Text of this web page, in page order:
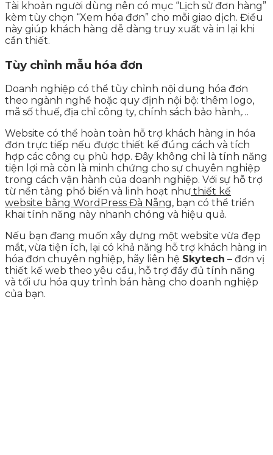
Tài khoản người dùng nên có mục “Lịch sử đơn hàng”
kèm tùy chọn “Xem hóa đơn” cho mỗi giao dịch. Điều
này giúp khách hàng dễ dàng truy xuất và in lại khi
cần thiết.
Tùy chỉnh mẫu hóa đơn
Doanh nghiệp có thể tùy chỉnh nội dung hóa đơn
theo ngành nghề hoặc quy định nội bộ: thêm logo,
mã số thuế, địa chỉ công ty, chính sách bảo hành,…
Website có thể hoàn toàn hỗ trợ khách hàng in hóa
đơn trực tiếp nếu được thiết kế đúng cách và tích
hợp các công cụ phù hợp. Đây không chỉ là tính năng
tiện lợi mà còn là minh chứng cho sự chuyên nghiệp
trong cách vận hành của doanh nghiệp. Với sự hỗ trợ
từ nền tảng phổ biến và linh hoạt như thiết kế
website bằng WordPress Đà Nẵng, bạn có thể triển
khai tính năng này nhanh chóng và hiệu quả.
Nếu bạn đang muốn xây dựng một website vừa đẹp
mắt, vừa tiện ích, lại có khả năng hỗ trợ khách hàng in
hóa đơn chuyên nghiệp, hãy liên hệ Skytech – đơn vị
thiết kế web theo yêu cầu, hỗ trợ đầy đủ tính năng
và tối ưu hóa quy trình bán hàng cho doanh nghiệp
của bạn.